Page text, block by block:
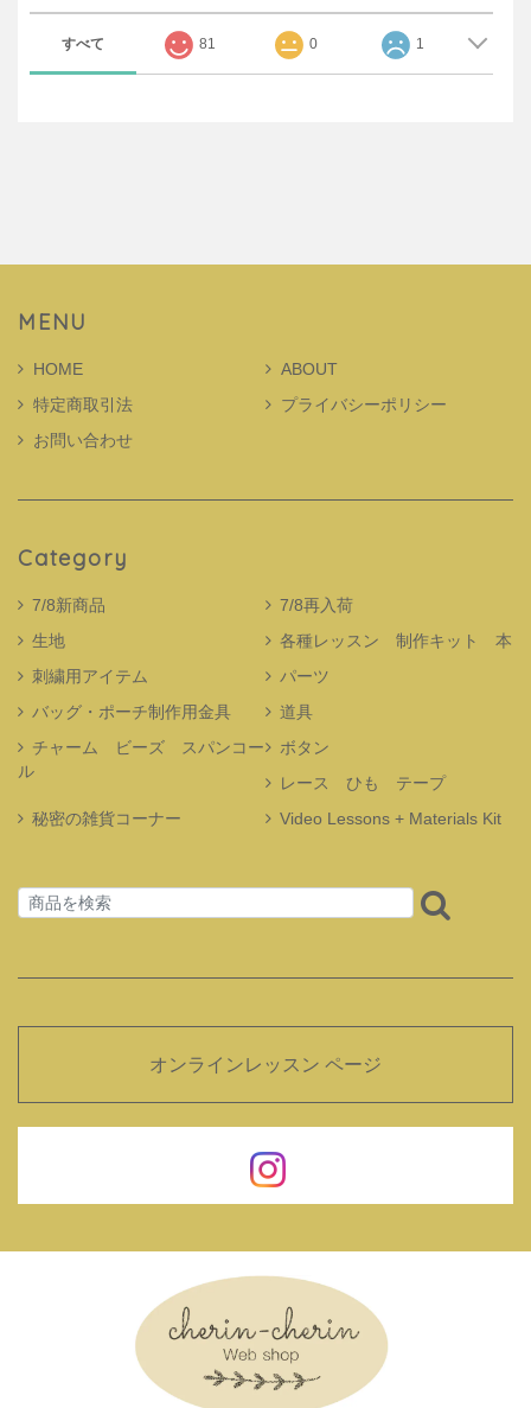
すべて 81 0 1
MENU
HOME
ABOUT
特定商取引法
プライバシーポリシー
お問い合わせ
Category
7/8新商品
7/8再入荷
生地
各種レッスン 制作キット 本
刺繍用アイテム
パーツ
バッグ・ポーチ制作用金具
道具
チャーム ビーズ スパンコー
ル
ボタン
レース ひも テープ
秘密の雑貨コーナー
Video Lessons + Materials Kit
オンラインレッスン ページ